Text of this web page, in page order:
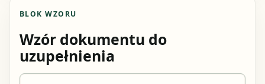
BLOK WZORU
Wzór dokumentu do
uzupełnienia